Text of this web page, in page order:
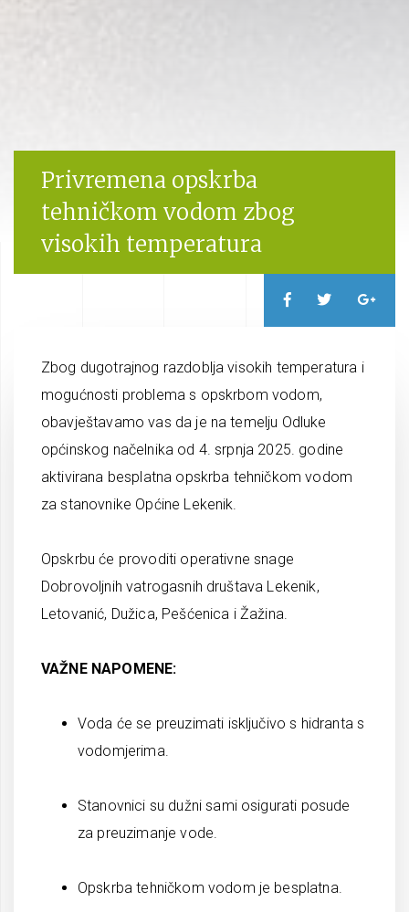
Privremena opskrba
tehničkom vodom zbog
visokih temperatura
Zbog dugotrajnog razdoblja visokih temperatura i
mogućnosti problema s opskrbom vodom,
obavještavamo vas da je na temelju Odluke
općinskog načelnika od 4. srpnja 2025. godine
aktivirana besplatna opskrba tehničkom vodom
za stanovnike Općine Lekenik.
Opskrbu će provoditi operativne snage
Dobrovoljnih vatrogasnih društava Lekenik,
Letovanić, Dužica, Pešćenica i Žažina.
VAŽNE NAPOMENE:
Voda će se preuzimati isključivo s hidranta s
vodomjerima.
Stanovnici su dužni sami osigurati posude
za preuzimanje vode.
Opskrba tehničkom vodom je besplatna.